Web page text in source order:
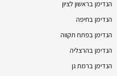
הנדימן בראשון לציון
הנדימן בחיפה
הנדימן בפתח תקווה
הנדימן בהרצליה
הנדימן ברמת גן